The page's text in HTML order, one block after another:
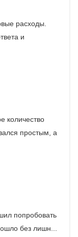
расходы.
и
количество
простым, а
попробовать
без лишн...